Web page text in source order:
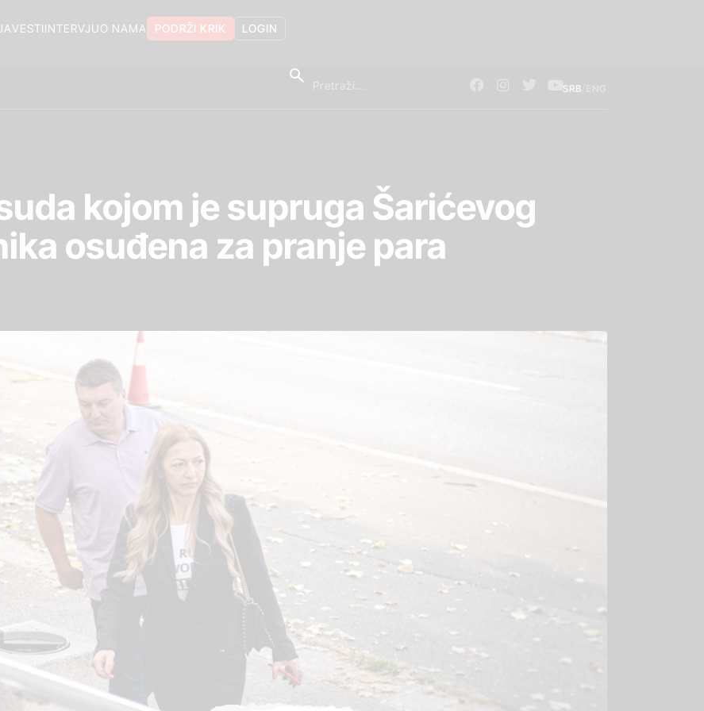
LOGIN
PODRŽI KRIK
O NAMA
INTERVJU
VESTI
SRB
kojom je supruga Šarićevog
osuđena za pranje para